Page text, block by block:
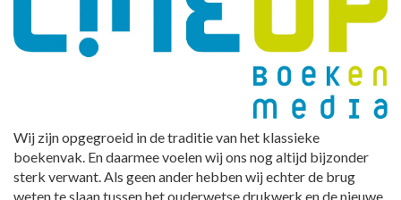
Wij zijn opgegroeid in de traditie van het klassieke
boekenvak. En daarmee voelen wij ons nog altijd bijzonder
sterk verwant. Als geen ander hebben wij echter de brug
weten te slaan tussen het ouderwetse drukwerk en de nieuwe